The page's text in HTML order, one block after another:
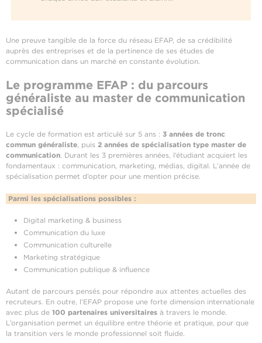
Une preuve tangible de la force du réseau EFAP, de sa crédibilité
auprès des entreprises et de la pertinence de ses études de
communication dans un marché en constante évolution.
Le programme EFAP : du parcours
généraliste au master de communication
spécialisé
Le cycle de formation est articulé sur 5 ans : 3 années de tronc
commun généraliste, puis 2 années de spécialisation type master de
communication. Durant les 3 premières années, l’étudiant acquiert les
fondamentaux : communication, marketing, médias, digital. L’année de
spécialisation permet d’opter pour une mention précise.
Parmi les spécialisations possibles :
Digital marketing & business
Communication du luxe
Communication culturelle
Marketing stratégique
Communication publique & influence
Autant de parcours pensés pour répondre aux attentes actuelles des
recruteurs. En outre, l’EFAP propose une forte dimension internationale
avec plus de 100 partenaires universitaires à travers le monde.
L’organisation permet un équilibre entre théorie et pratique, pour que
la transition vers le monde professionnel soit fluide.